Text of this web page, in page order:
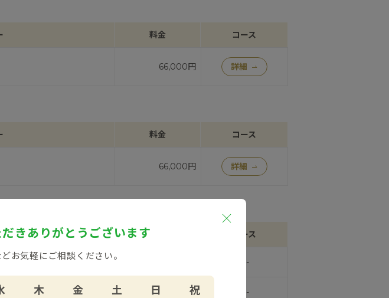
料金 コース
66,000円 詳細
料金 コース
66,000円 詳細
料金 コース
---
242,000円 ---
きありがとうございます
お気軽にご相談ください。
木 金 土 日 祝